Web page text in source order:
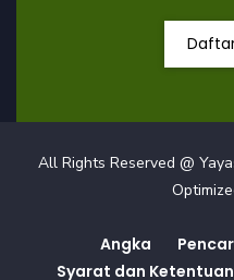
All Rights Reserved @
Angka
Syarat dan Ketentuan